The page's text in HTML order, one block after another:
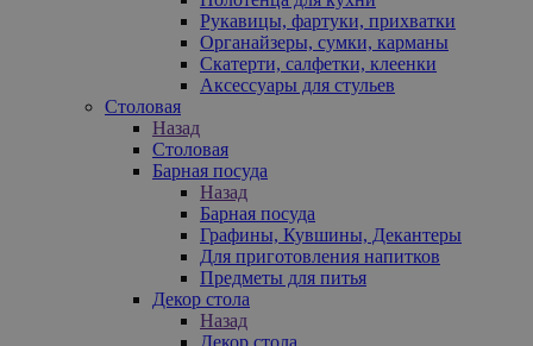
Рукавицы, фартуки, прихватки
Органайзеры, сумки, карманы
Скатерти, салфетки, клеенки
Аксессуары для стульев
Столовая
Назад
Столовая
Барная посуда
Назад
Барная посуда
Графины, Кувшины, Декантеры
Для приготовления напитков
Предметы для питья
Декор стола
Назад
Декор стола